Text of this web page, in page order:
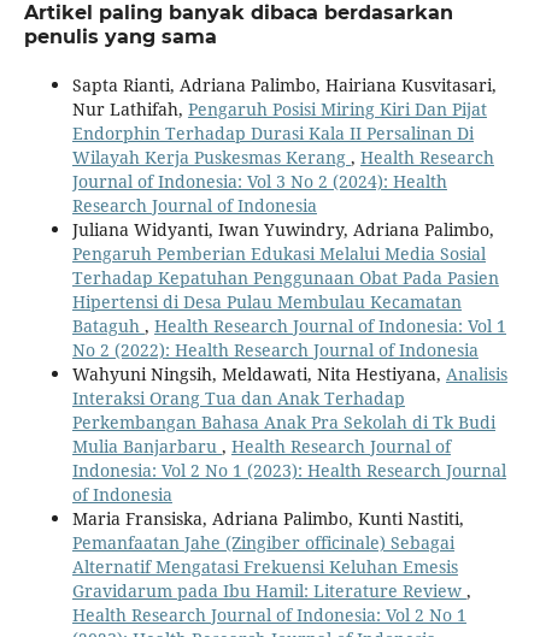
Artikel paling banyak dibaca berdasarkan
penulis yang sama
Sapta Rianti, Adriana Palimbo, Hairiana Kusvitasari,
Nur Lathifah, Pengaruh Posisi Miring Kiri Dan Pijat
Endorphin Terhadap Durasi Kala II Persalinan Di
Wilayah Kerja Puskesmas Kerang , Health Research
Journal of Indonesia: Vol 3 No 2 (2024): Health
Research Journal of Indonesia
Juliana Widyanti, Iwan Yuwindry, Adriana Palimbo,
Pengaruh Pemberian Edukasi Melalui Media Sosial
Terhadap Kepatuhan Penggunaan Obat Pada Pasien
Hipertensi di Desa Pulau Membulau Kecamatan
Bataguh , Health Research Journal of Indonesia: Vol 1
No 2 (2022): Health Research Journal of Indonesia
Wahyuni Ningsih, Meldawati, Nita Hestiyana, Analisis
Interaksi Orang Tua dan Anak Terhadap
Perkembangan Bahasa Anak Pra Sekolah di Tk Budi
Mulia Banjarbaru , Health Research Journal of
Indonesia: Vol 2 No 1 (2023): Health Research Journal
of Indonesia
Maria Fransiska, Adriana Palimbo, Kunti Nastiti,
Pemanfaatan Jahe (Zingiber officinale) Sebagai
Alternatif Mengatasi Frekuensi Keluhan Emesis
Gravidarum pada Ibu Hamil: Literature Review ,
Health Research Journal of Indonesia: Vol 2 No 1